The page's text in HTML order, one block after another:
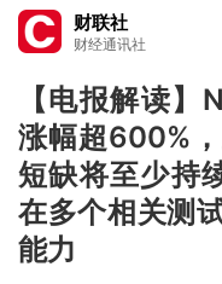
财联社
财经通讯社
【电报解读】
涨幅超600%
短缺将至少持
在多个相关测
能力